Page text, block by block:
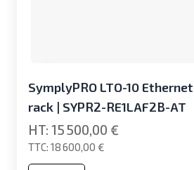
SymplyPRO LTO-10
rack | SYPR2-RE1LAF2B-AT
18 600,00 €
15 500,00 €